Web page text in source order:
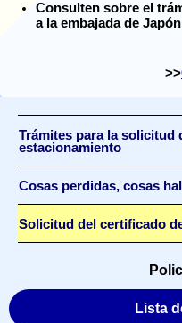
Consulten sobre el
a la embajada de
Trámites para la solicitud
estacionamiento
Cosas perdidas, cosas
Solicitud del certificado
Lista